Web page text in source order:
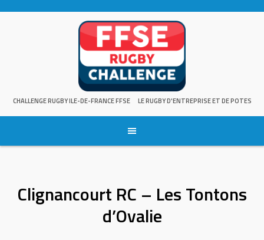
CHALLENGE RUGBY ILE-DE-FRANCE FFSE LE RUGBY D'ENTREPRISE ET DE POTES
Clignancourt RC – Les Tontons
d’Ovalie